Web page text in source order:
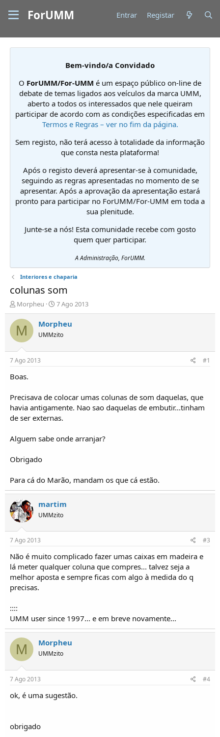
ForUMM Entrar Registar
Bem-vindo/a Convidado
O ForUMM/For-UMM é um espaço público on-line de
debate de temas ligados aos veículos da marca UMM,
aberto a todos os interessados que nele queiram
participar de acordo com as condições especificadas em
Termos e Regras – ver no fim da página.
Sem registo, não terá acesso à totalidade da informação
que consta nesta plataforma!
Após o registo deverá apresentar-se à comunidade,
seguindo as regras apresentadas no momento de se
apresentar. Após a aprovação da apresentação estará
pronto para participar no ForUMM/For-UMM em toda a
sua plenitude.
Junte-se a nós! Esta comunidade recebe com gosto
quem quer participar.
A Administração, ForUMM.
Interiores e chaparia
colunas som
I
n
i
c
i
d
o
r
T
ó
p
c
o
Morpheu
D
a
t
a
d
o
7 Ago 2013
M Morpheu
UMMzito
7 Ago 2013 #1
Boas.
Precisava de colocar umas colunas de som daquelas, que
havia antigamente. Nao sao daquelas de embutir...tinham
de ser externas.
Alguem sabe onde arranjar?
Obrigado
Para cá do Marão, mandam os que cá estão.
martim
UMMzito
7 Ago 2013 #3
Não é muito complicado fazer umas caixas em madeira e
lá meter qualquer coluna que compres... talvez seja a
melhor aposta e sempre ficas com algo à medida do q
precisas.
::::
UMM user since 1997... e em breve novamente...
M Morpheu
UMMzito
7 Ago 2013 #4
ok, é uma sugestão.
obrigado